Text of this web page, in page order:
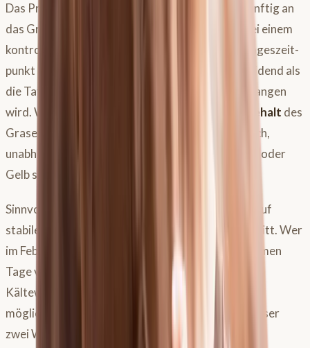
Das Problem: Wer sein Pferd langsam und vernünftig an
das Gras gewöhnt, braucht diese Ampel nicht. Bei einem
kontrollierten Anweideprozess ist der genaue Tageszeit­
punkt des Weidegangs deutlich weniger entscheidend als
die Tatsache, dass überhaupt schrittweise angefangen
wird. Was wirklich zählt, ist der
Gesamtzuckergehalt des
Grases – und der ist im Frühjahr grundsätzlich hoch,
unabhängig davon, ob die Ampel gerade auf Grün oder
Gelb steht.
Sinnvoller als die App-Überwachung ist der Blick auf
stabile Wetterlagen und den Vegetationsfortschritt. Wer
im Februar oder März beginnt, weil die ersten warmen
Tage verführerisch sind, riskiert, bei der nächsten
Kältewelle wieder aufhören zu müssen – und hat
möglicherweise der Weide bereits geschadet. Besser
zwei Wochen warten als zwei Monate Stress.